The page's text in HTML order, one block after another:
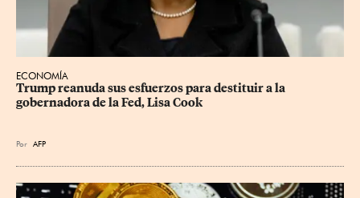
ECONOMÍA
Trump reanuda sus esfuerzos para destituir a la
gobernadora de la Fed, Lisa Cook
Por AFP